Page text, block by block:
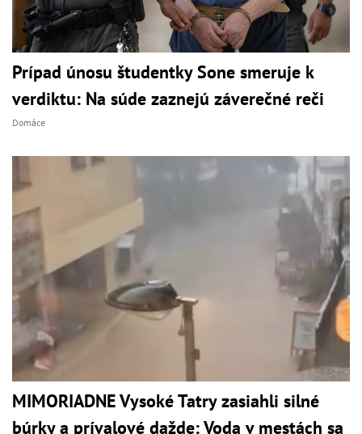
Prípad únosu študentky Sone smeruje k
verdiktu: Na súde zaznejú záverečné reči
Domáce
MIMORIADNE Vysoké Tatry zasiahli silné
búrky a prívalové dažde: Voda v mestách sa